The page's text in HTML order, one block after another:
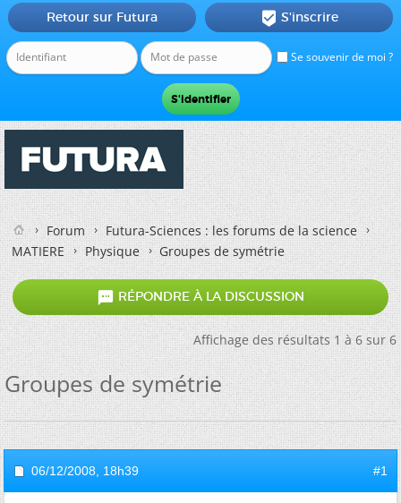
Se souvenir de moi ?
Retour sur Futura  S'inscrire
Forum
Futura-Sciences : les forums de la science
MATIERE
Physique Groupes de symétrie
 RÉPONDRE À LA DISCUSSION
Affichage des résultats 1 à 6 sur 6
Groupes de symétrie
06/12/2008, 18h39 #1